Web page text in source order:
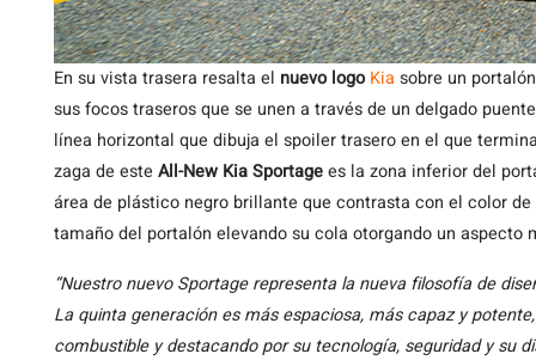
En su vista trasera resalta el nuevo logo Kia sobre un
sus focos traseros que se unen a través de un delgado
línea horizontal que dibuja el spoiler trasero en el que
zaga de este All-New Kia Sportagees la zona inferior del
área de plástico negro brillante que contrasta con el color
tamaño del portalón elevando su cola otorgando un aspecto
“Nuestro nuevo Sportage representa la nueva filosofía de
La quinta generación es más espaciosa, más capaz y
combustible y destacando por su tecnología, seguridad y su